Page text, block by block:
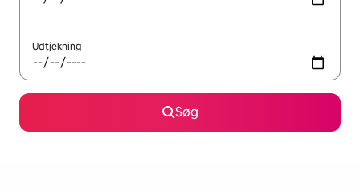
Udtjekning
Søg